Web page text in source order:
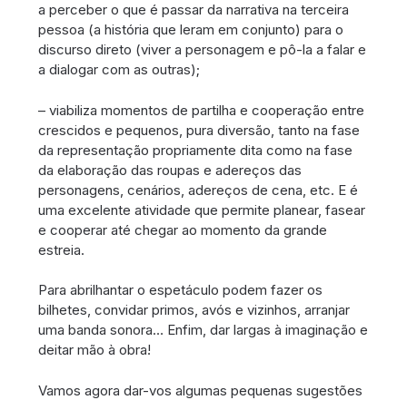
a perceber o que é passar da narrativa na terceira
pessoa (a história que leram em conjunto) para o
discurso direto (viver a personagem e pô-la a falar e
a dialogar com as outras);
– viabiliza momentos de partilha e cooperação entre
crescidos e pequenos, pura diversão, tanto na fase
da representação propriamente dita como na fase
da elaboração das roupas e adereços das
personagens, cenários, adereços de cena, etc. E é
uma excelente atividade que permite planear, fasear
e cooperar até chegar ao momento da grande
estreia.
Para abrilhantar o espetáculo podem fazer os
bilhetes, convidar primos, avós e vizinhos, arranjar
uma banda sonora… Enfim, dar largas à imaginação e
deitar mão à obra!
Vamos agora dar-vos algumas pequenas sugestões